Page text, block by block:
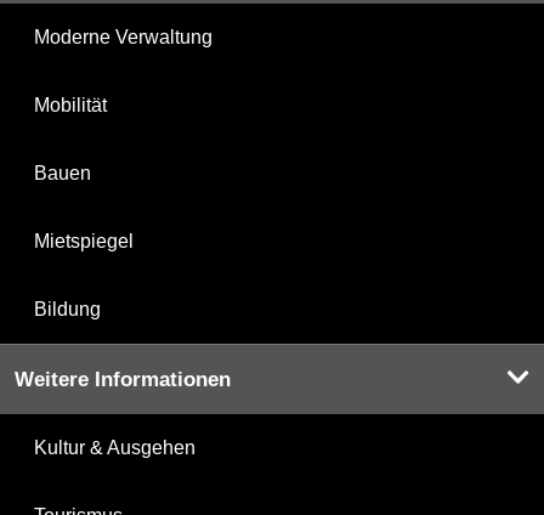
Moderne Verwaltung
Mobilität
Bauen
Mietspiegel
Bildung
Weitere Informationen
Kultur & Ausgehen